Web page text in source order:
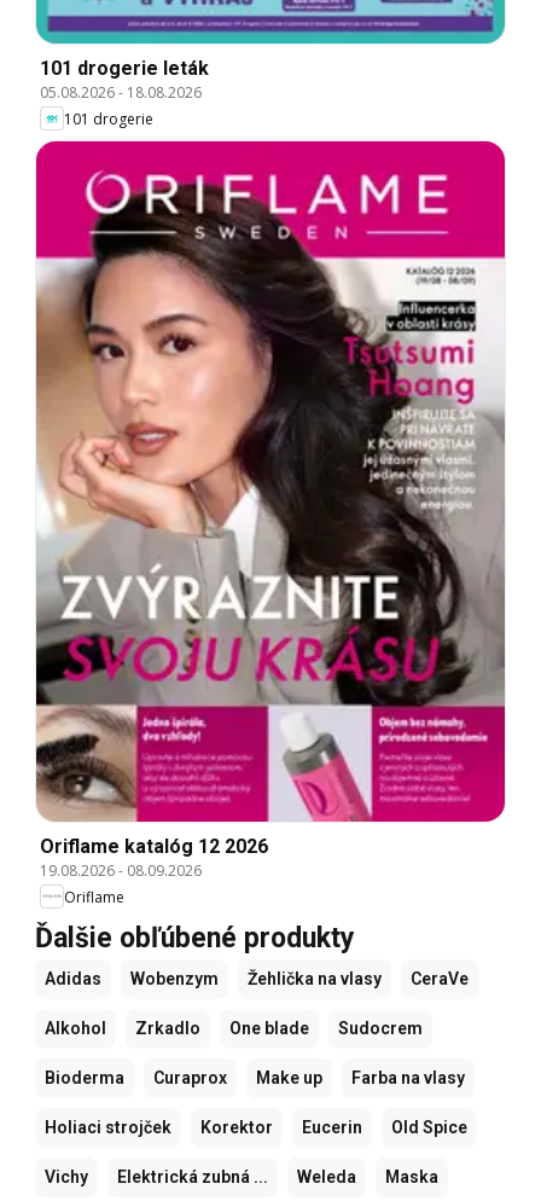
101 drogerie leták
05.08.2026- 18.08.2026
101 drogerie
Oriflame katalóg 12 2026
19.08.2026- 08.09.2026
Oriflame
Ďalšie obľúbené produkty
Adidas Wobenzym Žehlička na vlasy CeraVe
Alkohol Zrkadlo One blade Sudocrem
Bioderma Curaprox Make up Farba na vlasy
Holiaci strojček Korektor Eucerin Old Spice
Vichy Elektrická zubná ... Weleda Maska